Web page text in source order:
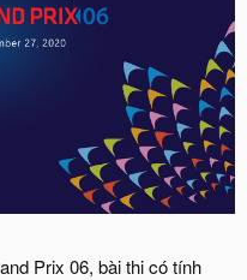
Prix 06, bài thi có tính